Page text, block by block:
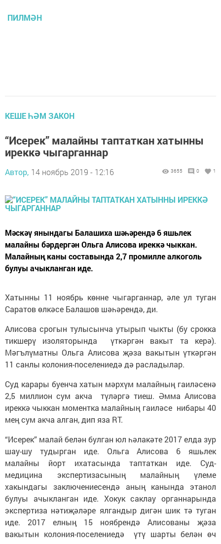
ПИЛМӘН
КЕШЕ ҺӘМ ЗАКОН
“Исерек” малайны таптаткан хатынны
иреккә чыгарганнар
Автор, 14 ноябрь 2019 - 12:16 3655 0 1
Мәскәү янындагы Балашиха шәһәрендә 6 яшьлек
малайны бәрдергән Ольга Алисова иреккә чыккан.
Малайның каны составында 2,7 промилле алкоголь
булуы ачыкланган иде.
Хатынны 11 ноябрь көнне чыгарганнар, әле ул туган
Саратов өлкәсе Балашов шәһәрендә, ди.
Алисова срогын тулысынча утырып чыкты (бу срокка
тикшерү изоляторында үткәргән вакыт та керә).
Мәгълүматны Ольга Алисова җәза вакытын үткәргән
11 санлы колония-поселениедә дә расладылар.
Суд карары буенча хатын мәрхүм малайның гаиләсенә
2,5 миллион сум акча түләргә тиеш. Әмма Алисова
иреккә чыккан моментка малайның гаиләсе нибары 40
мең сум акча алган, дип яза RT.
“Исерек” малай белән булган юл һәлакәте 2017 елда зур
шау-шу тудырган иде. Ольга Алисова 6 яшьлек
малайны йорт ихатасында таптаткан иде. Суд-
медицина экспертизасының малайның үлеме
хакындагы заключениесендә аның канында этанол
булуы ачыкланган иде. Хокук саклау органнарында
экспертиза нәтиҗәләре ялгандыр дигән шик тә туган
иде. 2017 елның 15 ноябрендә Алисованы җәза
вакытын колония-поселениедә үтү шарты белән өч